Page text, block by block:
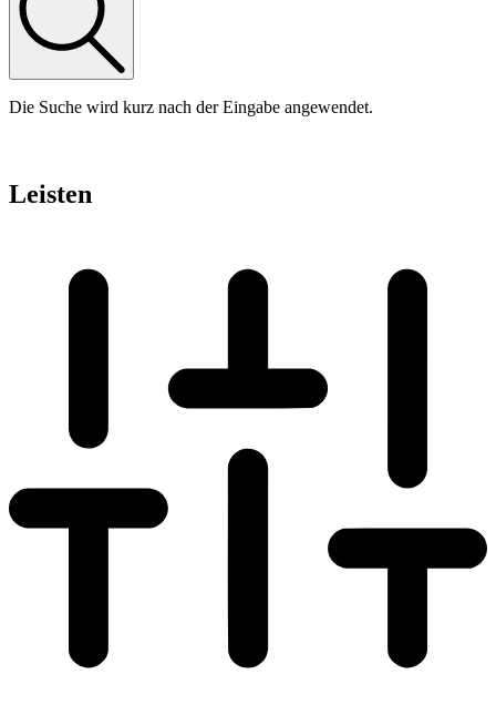
Die Suche wird kurz nach der Eingabe angewendet.
Leisten